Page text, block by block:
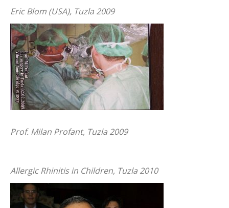
Eric Blom (USA), Tuzla 2009
Prof. Milan Profant, Tuzla 2009
Allergic Rhinitis in Children, Tuzla 2010